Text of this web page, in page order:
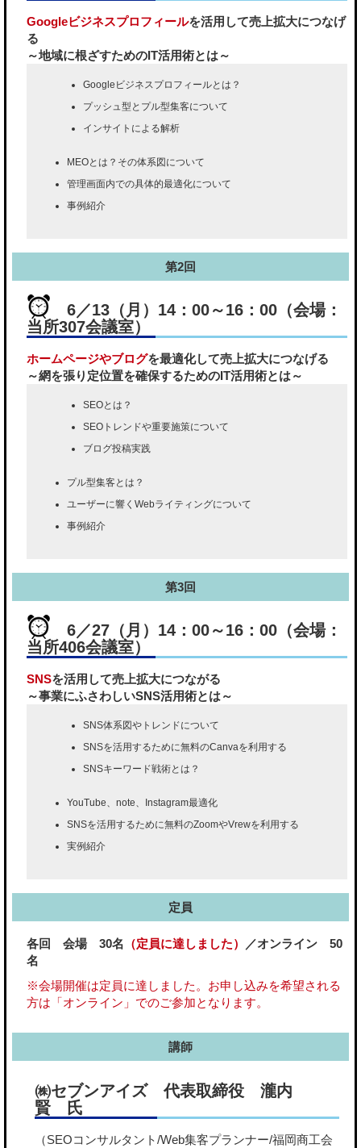
Googleビジネスプロフィールを活用して売上拡大につなげ
る
～地域に根ざすためのIT活用術とは～
Googleビジネスプロフィールとは？
プッシュ型とプル型集客について
インサイトによる解析
MEOとは？その体系図について
管理画面内での具体的最適化について
事例紹介
第2回
6／13（月）14：00～16：00（会場：
当所307会議室）
ホームページやブログを最適化して売上拡大につなげる
～網を張り定位置を確保するためのIT活用術とは～
SEOとは？
SEOトレンドや重要施策について
ブログ投稿実践
プル型集客とは？
ユーザーに響くWebライティングについて
事例紹介
第3回
6／27（月）14：00～16：00（会場：
当所406会議室）
SNSを活用して売上拡大につながる
～事業にふさわしいSNS活用術とは～
SNS体系図やトレンドについて
SNSを活用するために無料のCanvaを利用する
SNSキーワード戦術とは？
YouTube、note、Instagram最適化
SNSを活用するために無料のZoomやVrewを利用する
実例紹介
定員
各回 会場 30名 （定員に達しました）
／オンライン 50
名
※会場開催は定員に達しました。お申し込みを希望される
方は「オンライン」でのご参加となります。
講師
㈱セブンアイズ 代表取締役 瀧内
賢 氏
（SEOコンサルタント/Web集客プランナー/福岡商工会